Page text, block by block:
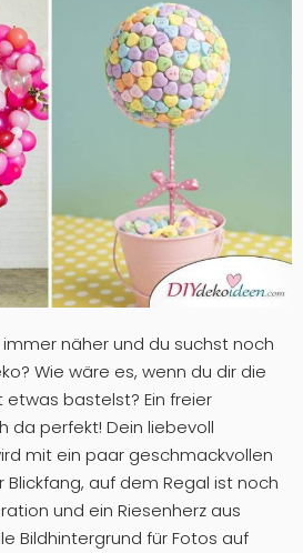
näher und du suchst noch
Wie wäre es, wenn du dir die
bastelst? Ein freier
da perfekt! Dein liebevoll
mit ein paar geschmackvollen
auf dem Regal ist noch
und ein Riesenherz aus
Bildhintergrund für Fotos auf